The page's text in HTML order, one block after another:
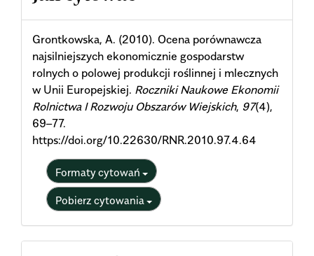
Details
Grontkowska, A. (2010). Ocena porównawcza
najsilniejszych ekonomicznie gospodarstw
rolnych o polowej produkcji roślinnej i mlecznych
w Unii Europejskiej. Roczniki Naukowe Ekonomii
Rolnictwa I Rozwoju Obszarów Wiejskich, 97(4),
69–77.
https://doi.org/10.22630/RNR.2010.97.4.64
Formaty cytowań
Pobierz cytowania